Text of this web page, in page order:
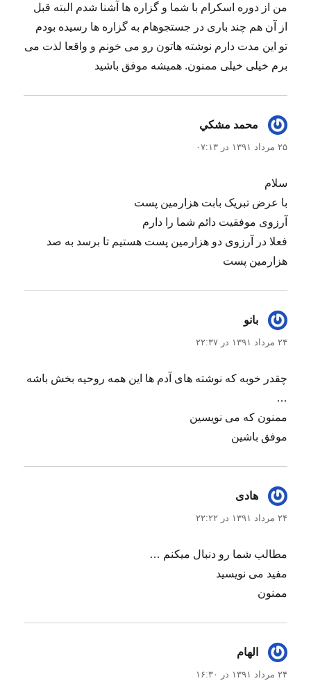
من از دوره اسکرام با شما و گزاره ها آشنا شدم البته قبل
از آن هم چند باری در جستجوهام به گزاره ها رسیده بودم
تو این مدت دارم نوشته هاتون رو می خونم و واقعا لذت می
برم خیلی خیلی ممنون. همیشه موفق باشید
محمد مشكي
۲۵ مرداد ۱۳۹۱ در ۰۷:۱۳
سلام
با عرض تبریک بابت هزارمین پست
آرزوی موفقیت دائم شما را دارم
فعلا در آرزوی دو هزارمین پست هستیم تا برسد به صد
هزارمین پست
بانو
۲۴ مرداد ۱۳۹۱ در ۲۲:۳۷
چقدر خوبه که نوشته های آدم ها این همه روحیه بخش باشه
…
ممنون که می نویسین
موفق باشین
هادی
۲۴ مرداد ۱۳۹۱ در ۲۲:۲۲
مطالب شما رو دنبال میکنم …
مفید می نویسید
ممنون
الهام
۲۴ مرداد ۱۳۹۱ در ۱۶:۳۰